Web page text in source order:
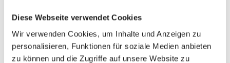
Diese Webseite verwendet Cookies
Wir verwenden Cookies, um Inhalte und Anzeigen zu
personalisieren, Funktionen für soziale Medien anbieten
zu können und die Zugriffe auf unsere Website zu
sie auf unrechtmäßige Weise erfasst und/oder verarbeitet haben
gelöscht werden müssen.
(iv) Sie haben das Recht, die Einschränkung der Verarbeitung Ihrer